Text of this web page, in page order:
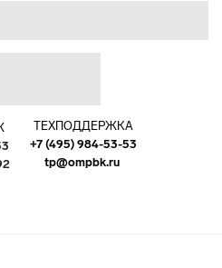
ТЕХПОДДЕРЖКА
+7 (495) 984-53-53
tp@ompbk.ru